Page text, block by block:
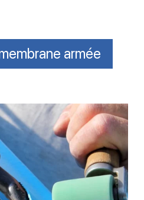
armée